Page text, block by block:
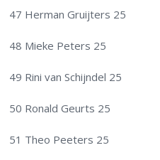
47 Herman Gruijters 25
48 Mieke Peters 25
49 Rini van Schijndel 25
50 Ronald Geurts 25
51 Theo Peeters 25